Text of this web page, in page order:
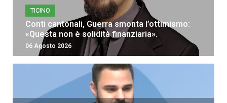
TICINO
Conti cantonali, Guerra smonta l’ottimismo:
«Questa non è solidità finanziaria».
06 Agosto 2026